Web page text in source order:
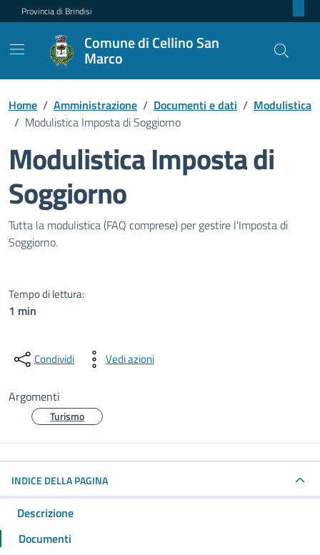
Provincia di Brindisi
Comune di Cellino San
Marco
Home / Amministrazione / Documenti e dati / Modulistica
/ Modulistica Imposta di Soggiorno
Modulistica Imposta di
Soggiorno
Dettagli del documento
Tutta la modulistica (FAQ comprese) per gestire l'Imposta di
Soggiorno.
Tempo di lettura:
1 min
Condividi Vedi azioni
Argomenti
Turismo
INDICE DELLA PAGINA
Descrizione
Documenti